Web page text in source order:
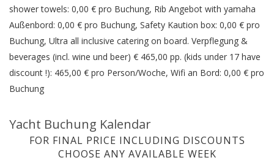
shower towels: 0,00 € pro Buchung, Rib Angebot with yamaha
Außenbord: 0,00 € pro Buchung, Safety Kaution box: 0,00 € pro
Buchung, Ultra all inclusive catering on board. Verpflegung &
beverages (incl. wine und beer) € 465,00 pp. (kids under 17 have
discount !): 465,00 € pro Person/Woche, Wifi an Bord: 0,00 € pro
Buchung
Yacht Buchung Kalendar
FOR FINAL PRICE INCLUDING DISCOUNTS
CHOOSE ANY AVAILABLE WEEK